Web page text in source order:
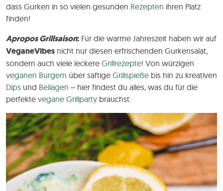
dass Gurken in so vielen gesunden Rezepten ihren Platz
finden!
Apropos Grillsaison: Für die warme Jahreszeit haben wir auf
VeganeVibes nicht nur diesen erfrischenden Gurkensalat,
sondern auch viele leckere Grillrezepte! Von würzigen
veganen Burgern über saftige Grillspieße bis hin zu kreativen
Dips und Beilagen – hier findest du alles, was du für die
perfekte vegane Grillparty brauchst.